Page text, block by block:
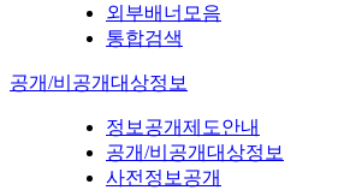
외부배너모음
통합검색
공개/비공개대상정보
정보공개제도안내
공개/비공개대상정보
사전정보공개